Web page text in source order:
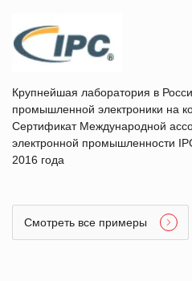
Крупнейшая лаборатория в
промышленной электроники на
Сертификат Международной
электронной промышленности
2016 года
Смотреть все примеры